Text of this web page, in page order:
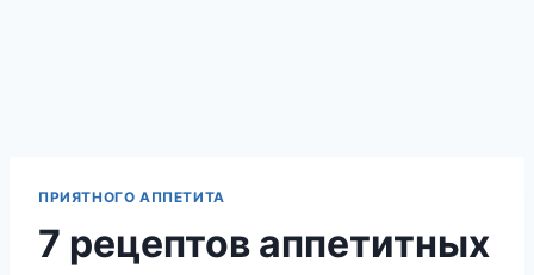
ПРИЯТНОГО АППЕТИТА
7 рецептов аппетитных